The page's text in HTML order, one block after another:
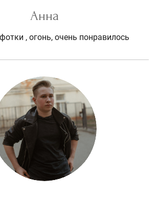
Анна
, огонь, очень понравилось